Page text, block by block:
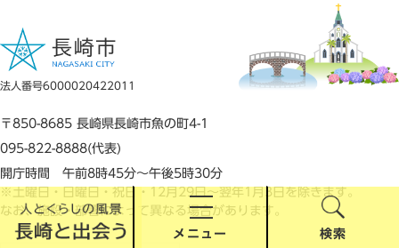
メニュー 検索
法人番号6000020422011
〒850-8685 長崎県長崎市魚の町4-1
095-822-8888(代表)
開庁時間 午前8時45分～午後5時30分
※土曜日・日曜日・祝日・12月29日～翌年1月3日を除きます。
なお、施設・部署によって異なる場合があります。